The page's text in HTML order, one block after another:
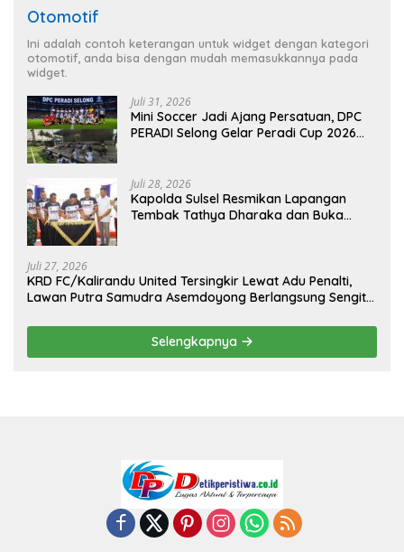
Otomotif
Ini adalah contoh keterangan untuk widget dengan kategori
otomotif, anda bisa dengan mudah memasukkannya pada
widget.
Juli 31, 2026
Mini Soccer Jadi Ajang Persatuan, DPC
PERADI Selong Gelar Peradi Cup 2026
Juli 28, 2026
Kapolda Sulsel Resmikan Lapangan
Tembak Tathya Dharaka dan Buka
Juli 27, 2026
KRD FC/Kalirandu United Tersingkir Lewat Adu Penalti,
Lawan Putra Samudra Asemdoyong Berlangsung Sengit
Selengkapnya